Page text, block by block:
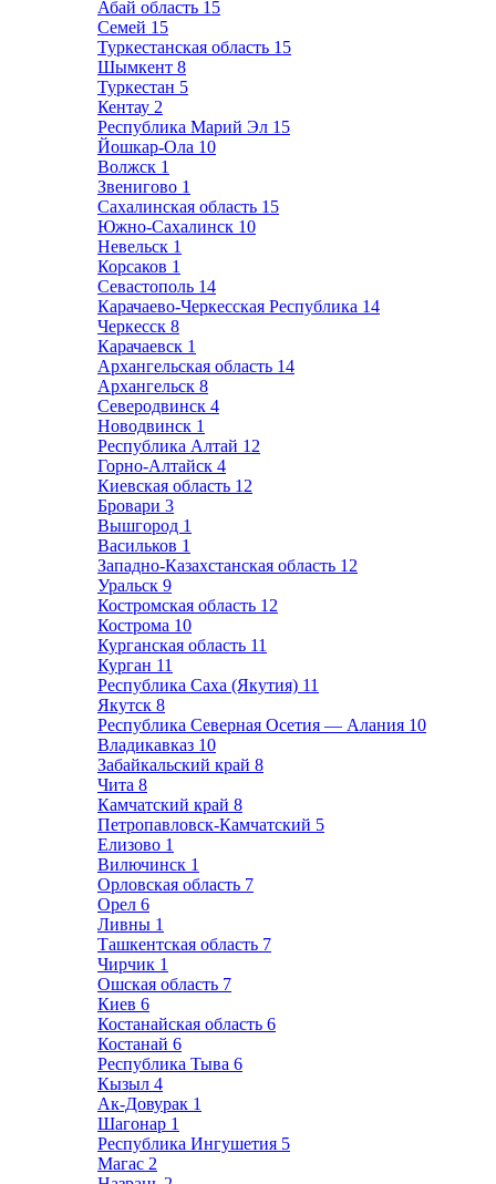
Абай область 15
Семей 15
Туркестанская область 15
Шымкент 8
Туркестан 5
Кентау 2
Республика Марий Эл 15
Йошкар-Ола 10
Волжск 1
Звенигово 1
Сахалинская область 15
Южно-Сахалинск 10
Невельск 1
Корсаков 1
Севастополь 14
Карачаево-Черкесская Республика 14
Черкесск 8
Карачаевск 1
Архангельская область 14
Архангельск 8
Северодвинск 4
Новодвинск 1
Республика Алтай 12
Горно-Алтайск 4
Киевская область 12
Бровари 3
Вышгород 1
Васильков 1
Западно-Казахстанская область 12
Уральск 9
Костромская область 12
Кострома 10
Курганская область 11
Курган 11
Республика Саха (Якутия) 11
Якутск 8
Республика Северная Осетия — Алания 10
Владикавказ 10
Забайкальский край 8
Чита 8
Камчатский край 8
Петропавловск-Камчатский 5
Елизово 1
Вилючинск 1
Орловская область 7
Орел 6
Ливны 1
Ташкентская область 7
Чирчик 1
Ошская область 7
Киев 6
Костанайская область 6
Костанай 6
Республика Тыва 6
Кызыл 4
Ак-Довурак 1
Шагонар 1
Республика Ингушетия 5
Магас 2